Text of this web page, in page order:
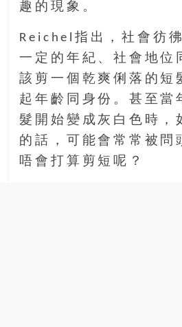
半
場
歷
險
踏
入
50
歲
趣的現象。
Reichel指出，社會彷
一定的年紀、社會地位
該剪一個乾爽俐落的短
起年齡同身份。甚至當
髮開始變成灰白色時，
的話，可能會常常被問
唔會打算剪短呢？